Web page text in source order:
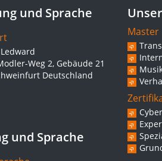
und Sprache
Weg 2, Gebäude 21
Deutschland
und Sprache
Master